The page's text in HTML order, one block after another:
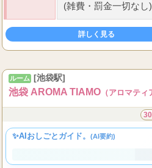
(雑費 ・ 罰金一切なし)
★待機保証あり
毎月実績に応じた
詳しく見る
ルーム [池袋駅]
池袋 AROMA TIAMO （アロマティ
✨AIおしごとガイド。 (AI要約)